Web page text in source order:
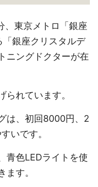
、東京メトロ「銀座
銀座クリスタルデ
ニングドクターが在
られています。
は、初回8000円、2
いです。
青色LEDライトを使
ます。